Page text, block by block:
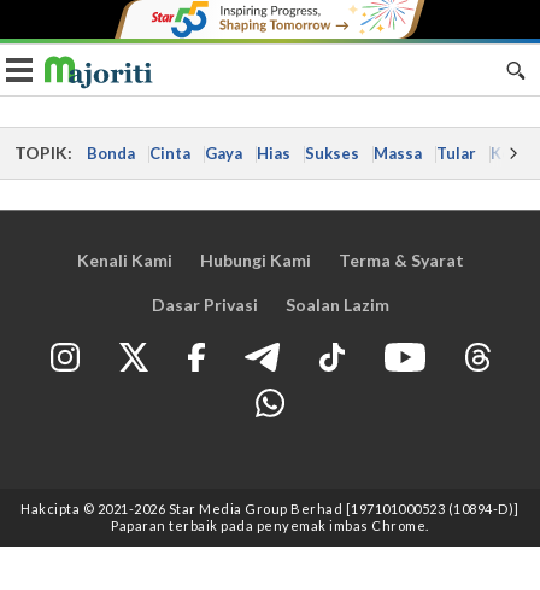
Toggle navigation
TOPIK: Bonda Cinta Gaya Hias Sukses Massa Tular Kes
Kenali Kami Hubungi Kami Terma & Syarat
Dasar Privasi Soalan Lazim
Hakcipta © 2021 -2026 Star Media Group Berhad [197101000523 (10894-D)]
Paparan terbaik pada penyemak imbas Chrome.